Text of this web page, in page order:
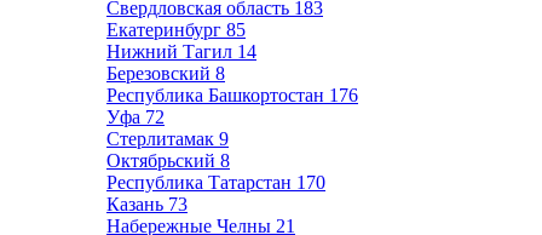
Свердловская область 183
Екатеринбург 85
Нижний Тагил 14
Березовский 8
Республика Башкортостан 176
Уфа 72
Стерлитамак 9
Октябрьский 8
Республика Татарстан 170
Казань 73
Набережные Челны 21